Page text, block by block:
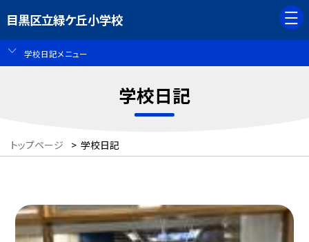
目黒区立緑ケ丘小学校
学校日記メニュー
学校日記
トップページ > 学校日記